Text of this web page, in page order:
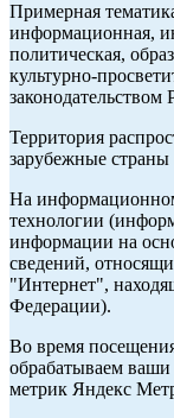
Примерная
информационная,
политическая,
культурно-
Территория
зарубежные страны
На
технологии
информации на
сведений,
"Интернет",
Федерации).
Во время
обрабатываем
метрик Яндекс